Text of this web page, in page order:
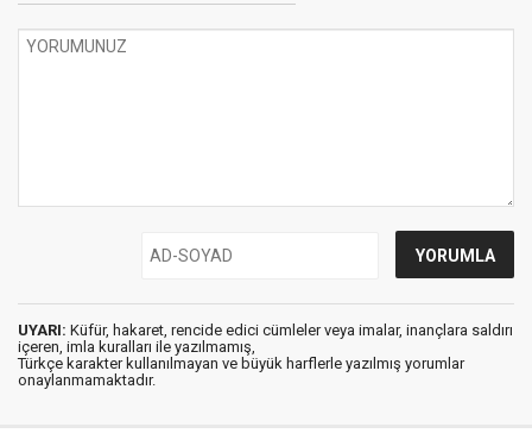
UYARI: Küfür, hakaret, rencide edici cümleler veya imalar, inançlara saldırı
içeren, imla kuralları ile yazılmamış,
Türkçe karakter kullanılmayan ve büyük harflerle yazılmış yorumlar
onaylanmamaktadır.